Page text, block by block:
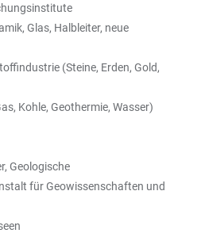
Glas, Halbleiter, neue
(Steine, Erden, Gold,
Kohle, Geothermie, Wasser)
Geologische
für Geowissenschaften und